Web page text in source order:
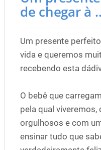
de chegar à
Um presente
vida e queremos
recebendo esta
O bebê que
pela qual
orgulhosos e com
ensinar tudo que